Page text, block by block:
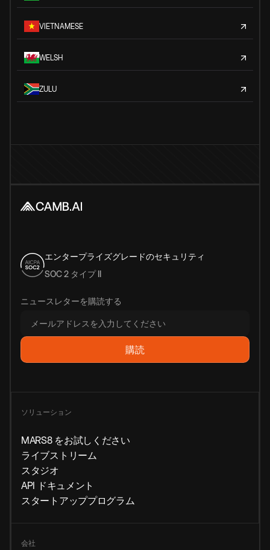
VIETNAMESE
WELSH
ZULU
エンタープライズグレードのセキュリティ
SOC 2 タイプ II
ニュースレターを購読する
ソリューション
MARS8 をお試しください
ライブストリーム
スタジオ
API ドキュメント
スタートアッププログラム
会社